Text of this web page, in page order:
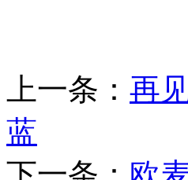
上一条： 再
蓝